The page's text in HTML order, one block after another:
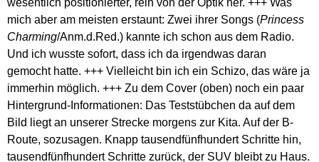
mich aber am meisten erstaunt: Zwei ihrer Songs (Princess
Charming/Anm.d.Red.) kannte ich schon aus dem Radio.
Und ich wusste sofort, dass ich da irgendwas daran
gemocht hatte. +++ Vielleicht bin ich ein Schizo, das wäre ja
immerhin möglich. +++ Zu dem Cover (oben) noch ein paar
Hintergrund-Informationen: Das Teststübchen da auf dem
Bild liegt an unserer Strecke morgens zur Kita. Auf der B-
Route, sozusagen. Knapp tausendfünfhundert Schritte hin,
tausendfünfhundert Schritte zurück, der SUV bleibt zu Haus.